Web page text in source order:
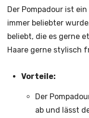
Der Pompadour ist
immer beliebter
beliebt, die es gerne
Haare gerne stylisch
Vorteile:
Der
ab und lässt